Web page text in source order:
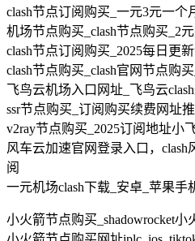
clash节点订阅购买_一元3元一个
机场节点购买_clash节点购买_2
clash节点订阅购买_2025每日更
clash节点购买_clash官网节点购
飞鸟云机场入口网址_飞鸟云
ssr节点购买_订阅购买续费网址
v2ray节点购买_2025订阅地址小
风车云加速官网登录入口，
阅
一元机场clash下载_安卓_苹果手
小火箭节点购买_shadowrocket